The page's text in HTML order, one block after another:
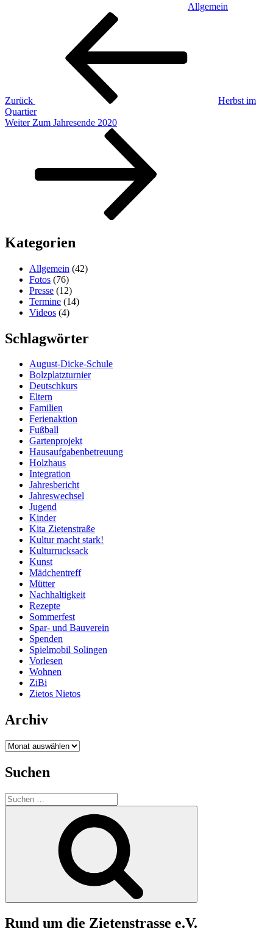
Allgemein
Beitragsnavigation
Zurück
Herbst im
Quartier
Nächster
Weiter Zum Jahresende 2020
Kategorien
Allgemein (42)
Fotos (76)
Presse (12)
Termine (14)
Videos (4)
Schlagwörter
August-Dicke-Schule
Bolzplatzturnier
Deutschkurs
Eltern
Familien
Ferienaktion
Fußball
Gartenprojekt
Hausaufgabenbetreuung
Holzhaus
Integration
Jahresbericht
Jahreswechsel
Jugend
Kinder
Kita Zietenstraße
Kultur macht stark!
Kulturrucksack
Kunst
Mädchentreff
Mütter
Nachhaltigkeit
Rezepte
Sommerfest
Spar- und Bauverein
Spenden
Spielmobil Solingen
Vorlesen
Wohnen
ZiBi
Zietos Nietos
Archiv
Archiv
Suchen
Suchen
nach:
Rund um die Zietenstrasse e.V.